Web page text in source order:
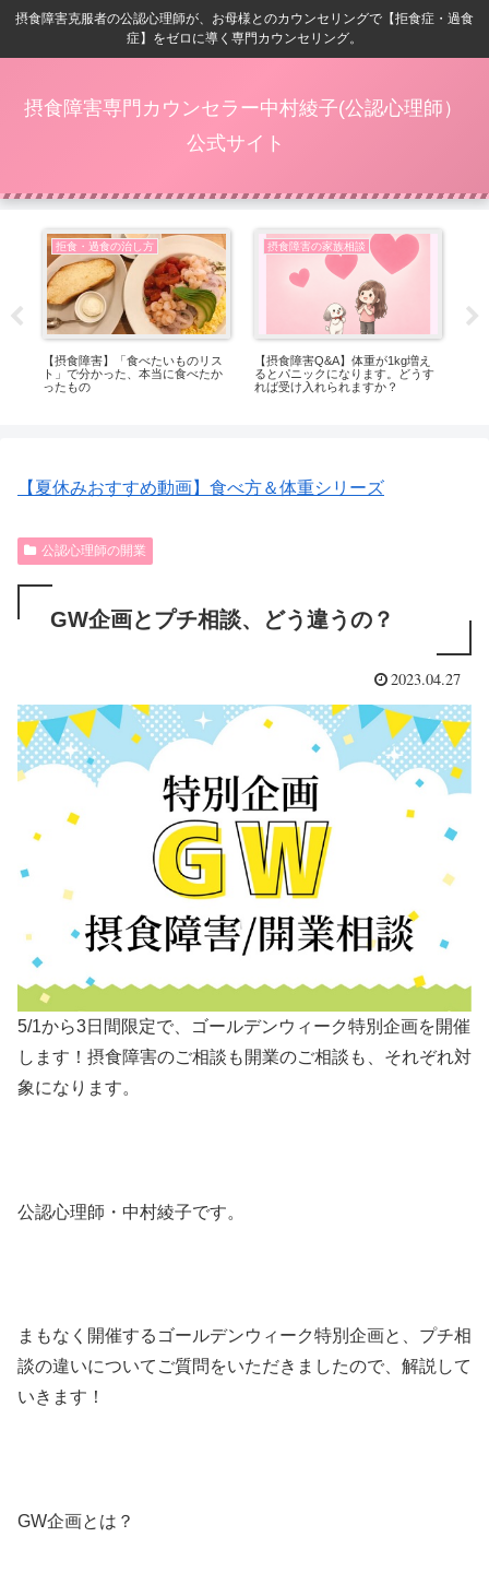
摂食障害克服者の公認心理師が、お母様とのカウンセリングで【拒食症・過食
症】をゼロに導く専門カウンセリング。
摂食障害専門カウンセラー中村綾子(公認心理師）
公式サイト
拒食・過食の治し方
【摂食障害】「食べたいものリス
ト」で分かった、本当に食べたか
ったもの
摂食障害の家族相談
【摂食障害Q&A】体重が1kg増え
るとパニックになります。どうす
れば受け入れられますか？
【夏休みおすすめ動画】食べ方＆体重シリーズ
公認心理師の開業
GW企画とプチ相談、どう違うの？
2023.04.27
5/1から3日間限定で、ゴールデンウィーク特別企画を開催
します！摂食障害のご相談も開業のご相談も、それぞれ対
象になります。
公認心理師・中村綾子です。
まもなく開催するゴールデンウィーク特別企画と、プチ相
談の違いについてご質問をいただきましたので、解説して
いきます！
GW企画とは？